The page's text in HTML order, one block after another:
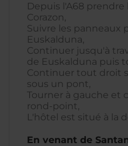
Depuis l'A68 prendre
Corazon,
Suivre les panneaux
Euskalduna,
Continuer jusqu'à
de Euskalduna puis
Continuer tout droit
sous un pont,
Tourner à gauche et
rond-point,
L'hôtel est situé à la
En venant de